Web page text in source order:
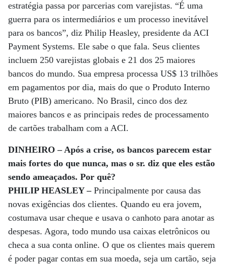
estratégia passa por parcerias com varejistas. “É uma
guerra para os intermediários e um processo inevitável
para os bancos”, diz Philip Heasley, presidente da ACI
Payment Systems. Ele sabe o que fala. Seus clientes
incluem 250 varejistas globais e 21 dos 25 maiores
bancos do mundo. Sua empresa processa US$ 13 trilhões
em pagamentos por dia, mais do que o Produto Interno
Bruto (PIB) americano. No Brasil, cinco dos dez
maiores bancos e as principais redes de processamento
de cartões trabalham com a ACI.
DINHEIRO – Após a crise, os bancos parecem estar
mais fortes do que nunca, mas o sr. diz que eles estão
sendo ameaçados. Por quê?
PHILIP HEASLEY – Principalmente por causa das
novas exigências dos clientes. Quando eu era jovem,
costumava usar cheque e usava o canhoto para anotar as
despesas. Agora, todo mundo usa caixas eletrônicos ou
checa a sua conta online. O que os clientes mais querem
é poder pagar contas em sua moeda, seja um cartão, seja